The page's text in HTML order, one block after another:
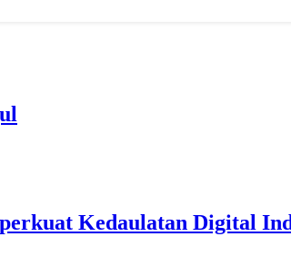
Kedaulatan Digital